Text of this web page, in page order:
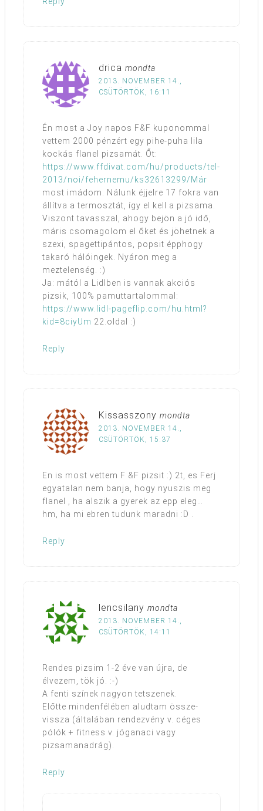
drica mondta
2013. NOVEMBER 14.,
CSÜTÖRTÖK, 16:11
Én most a Joy napos F&F kuponommal
vettem 2000 pénzért egy pihe-puha lila
kockás flanel pizsamát. Őt:
https://www.ffdivat.com/hu/products/tel-
2013/noi/fehernemu/ks32613299/Már
most imádom. Nálunk éjjelre 17 fokra van
állítva a termosztát, így el kell a pizsama.
Viszont tavasszal, ahogy bejön a jó idő,
máris csomagolom el őket és jöhetnek a
szexi, spagettipántos, popsit épphogy
takaró hálóingek. Nyáron meg a
meztelenség. :)
Ja: mától a Lidlben is vannak akciós
pizsik, 100% pamuttartalommal:
https://www.lidl-pageflip.com/hu.html?
kid=8ciyUm 22.oldal :)
Reply
Kissasszony mondta
2013. NOVEMBER 14.,
CSÜTÖRTÖK, 15:37
En is most vettem F &F pizsit :) 2t, es Ferj
egyatalan nem banja, hogy nyuszis meg
flanel , ha alszik a gyerek az epp eleg…
hm, ha mi ebren tudunk maradni :D .
Reply
lencsilany mondta
2013. NOVEMBER 14.,
CSÜTÖRTÖK, 14:11
Rendes pizsim 1-2 éve van újra, de
élvezem, tök jó. :-)
A fenti színek nagyon tetszenek.
Előtte mindenfélében aludtam össze-
vissza (általában rendezvény v. céges
pólók + fitness v. jóganaci vagy
pizsamanadrág).
Reply